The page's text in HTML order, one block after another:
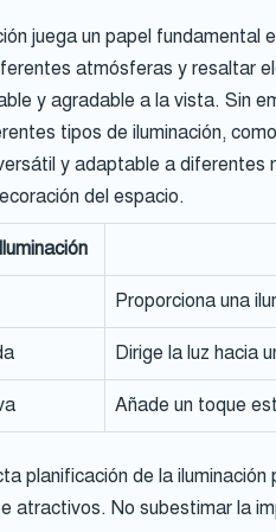
juega un papel
atmósferas y resaltar
y agradable a la vista. Sin
tipos de iluminación,
y adaptable a diferentes
del espacio.
Proporciona una
Dirige la luz hacia
Añade un toque
planificación de la
atractivos. No subestimar la